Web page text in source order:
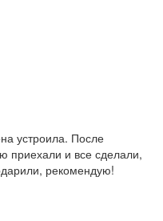
устроила. После
приехали и все сделали,
рекомендую!